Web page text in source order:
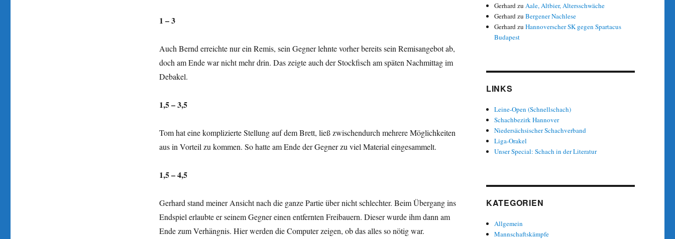
1 – 3
Auch Bernd erreichte nur ein Remis, sein Gegner lehnte vorher bereits sein Remisangebot ab,
doch am Ende war nicht mehr drin. Das zeigte auch der Stockfisch am späten Nachmittag im
Debakel.
1,5 – 3,5
Tom hat eine komplizierte Stellung auf dem Brett, ließ zwischendurch mehrere Möglichkeiten
aus in Vorteil zu kommen. So hatte am Ende der Gegner zu viel Material eingesammelt.
1,5 – 4,5
Gerhard stand meiner Ansicht nach die ganze Partie über nicht schlechter. Beim Übergang ins
Endspiel erlaubte er seinem Gegner einen entfernten Freibauern. Dieser wurde ihm dann am
Ende zum Verhängnis. Hier werden die Computer zeigen, ob das alles so nötig war.
GerhardzuAale, Altbier, Altersschwäche
GerhardzuBergener Nachlese
GerhardzuHannoverscher SK gegen Spartacus
Budapest
LINKS
Leine-Open (Schnellschach)
Schachbezirk Hannover
Niedersächsischer Schachverband
Liga-Orakel
Unser Special: Schach in der Literatur
KATEGORIEN
Allgemein
Mannschaftskämpfe